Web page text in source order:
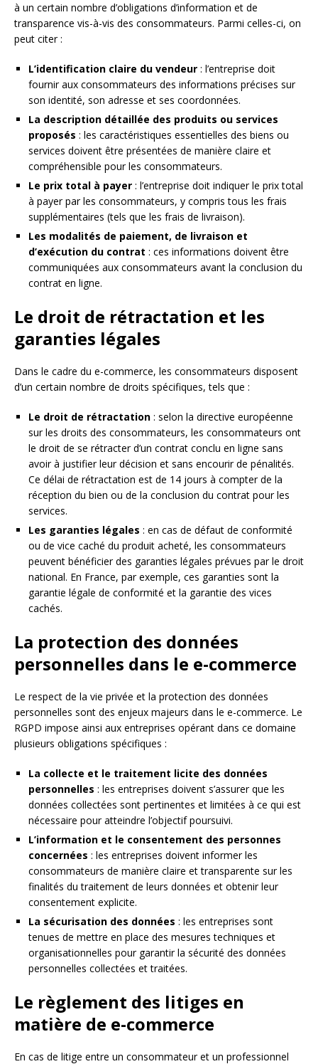
à un certain nombre d’obligations d’information et de
transparence vis-à-vis des consommateurs. Parmi celles-ci, on
peut citer :
L’identification claire du vendeur : l’entreprise doit
fournir aux consommateurs des informations précises sur
son identité, son adresse et ses coordonnées.
La description détaillée des produits ou services
proposés : les caractéristiques essentielles des biens ou
services doivent être présentées de manière claire et
compréhensible pour les consommateurs.
Le prix total à payer : l’entreprise doit indiquer le prix total
à payer par les consommateurs, y compris tous les frais
supplémentaires (tels que les frais de livraison).
Les modalités de paiement, de livraison et
d’exécution du contrat : ces informations doivent être
communiquées aux consommateurs avant la conclusion du
contrat en ligne.
Le droit de rétractation et les
garanties légales
Dans le cadre du e-commerce, les consommateurs disposent
d’un certain nombre de droits spécifiques, tels que :
Le droit de rétractation : selon la directive européenne
sur les droits des consommateurs, les consommateurs ont
le droit de se rétracter d’un contrat conclu en ligne sans
avoir à justifier leur décision et sans encourir de pénalités.
Ce délai de rétractation est de 14 jours à compter de la
réception du bien ou de la conclusion du contrat pour les
services.
Les garanties légales : en cas de défaut de conformité
ou de vice caché du produit acheté, les consommateurs
peuvent bénéficier des garanties légales prévues par le droit
national. En France, par exemple, ces garanties sont la
garantie légale de conformité et la garantie des vices
cachés.
La protection des données
personnelles dans le e-commerce
Le respect de la vie privée et la protection des données
personnelles sont des enjeux majeurs dans le e-commerce. Le
RGPD impose ainsi aux entreprises opérant dans ce domaine
plusieurs obligations spécifiques :
La collecte et le traitement licite des données
personnelles : les entreprises doivent s’assurer que les
données collectées sont pertinentes et limitées à ce qui est
nécessaire pour atteindre l’objectif poursuivi.
L’information et le consentement des personnes
concernées : les entreprises doivent informer les
consommateurs de manière claire et transparente sur les
finalités du traitement de leurs données et obtenir leur
consentement explicite.
La sécurisation des données : les entreprises sont
tenues de mettre en place des mesures techniques et
organisationnelles pour garantir la sécurité des données
personnelles collectées et traitées.
Le règlement des litiges en
matière de e-commerce
En cas de litige entre un consommateur et un professionnel